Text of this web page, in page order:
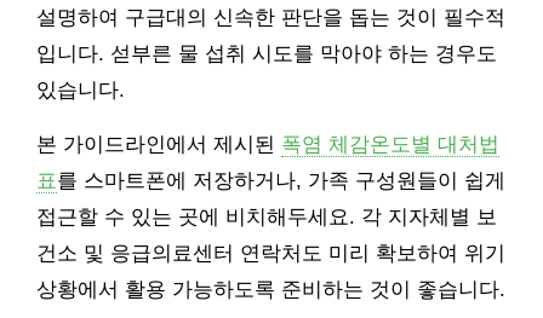
설명하여 구급대의 신속한 판단을 돕는 것이 필수적
입니다. 섣부른 물 섭취 시도를 막아야 하는 경우도
있습니다.
본 가이드라인에서 제시된 폭염 체감온도별 대처법
표를 스마트폰에 저장하거나, 가족 구성원들이 쉽게
접근할 수 있는 곳에 비치해두세요. 각 지자체별 보
건소 및 응급의료센터 연락처도 미리 확보하여 위기
상황에서 활용 가능하도록 준비하는 것이 좋습니다.